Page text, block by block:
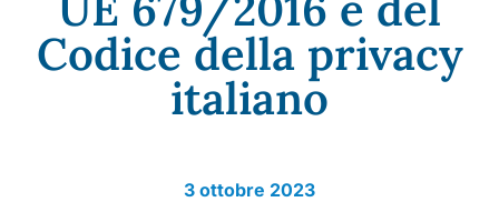
Codice della privacy
italiano
3 ottobre 2023